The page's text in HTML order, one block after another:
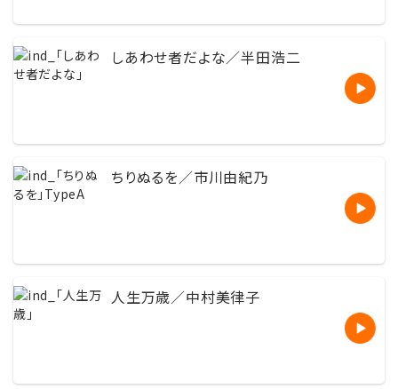
しあわせ者だよな／半田浩二
ちりぬるを／市川由紀乃
人生万歳／中村美律子